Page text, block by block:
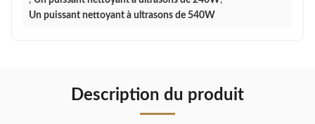
Un puissant nettoyant à ultrasons de 540W
Description du produit